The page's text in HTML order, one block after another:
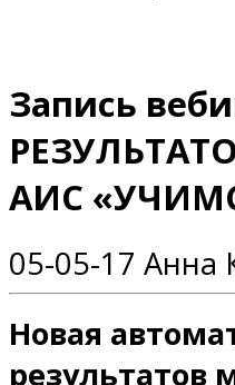
Запись
АИС
05-05-17 Анна
Новая
результатов